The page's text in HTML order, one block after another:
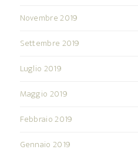
Novembre 2019
Settembre 2019
Luglio 2019
Maggio 2019
Febbraio 2019
Gennaio 2019